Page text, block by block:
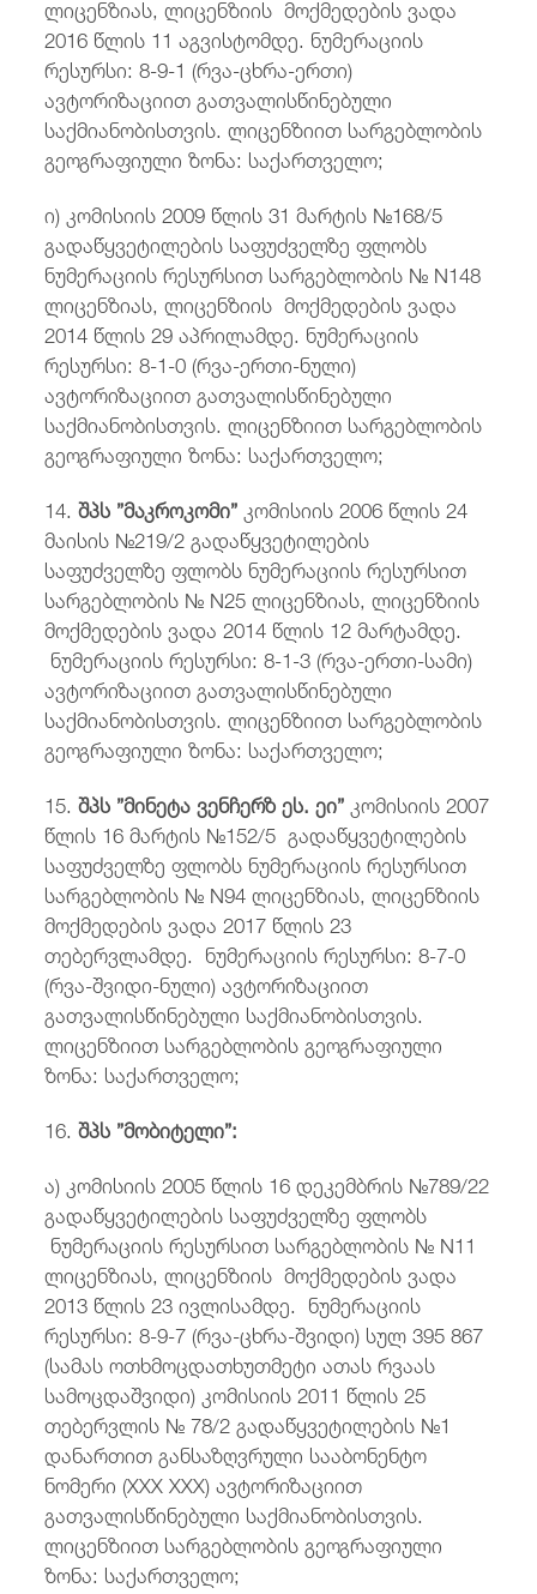
2016 წლის 11 აგვისტომდე. ნუმერაციის
რესურსი: 8-9-1 (რვა-ცხრა-ერთი)
ავტორიზაციით გათვალისწინებული
საქმიანობისთვის. ლიცენზიით სარგებლობის
გეოგრაფიული ზონა: საქართველო;
ი) კომისიის 2009 წლის 31 მარტის №168/5
გადაწყვეტილების საფუძველზე ფლობს
ნუმერაციის რესურსით სარგებლობის № N148
ლიცენზიას, ლიცენზიის მოქმედების ვადა
2014 წლის 29 აპრილამდე. ნუმერაციის
რესურსი: 8-1-0 (რვა-ერთი-ნული)
ავტორიზაციით გათვალისწინებული
საქმიანობისთვის. ლიცენზიით სარგებლობის
გეოგრაფიული ზონა: საქართველო;
14.შპს ”მაკროკომი”კომისიის 2006 წლის 24
მაისის №219/2 გადაწყვეტილების
საფუძველზე ფლობს ნუმერაციის რესურსით
სარგებლობის № N25 ლიცენზიას, ლიცენზიის
მოქმედების ვადა 2014 წლის 12 მარტამდე.
ნუმერაციის რესურსი: 8-1-3 (რვა-ერთი-სამი)
ავტორიზაციით გათვალისწინებული
საქმიანობისთვის. ლიცენზიით სარგებლობის
გეოგრაფიული ზონა: საქართველო;
15.შპს ”მინეტა ვენჩერზ ეს. ეი”კომისიის 2007
წლის 16 მარტის №152/5 გადაწყვეტილების
საფუძველზე ფლობს ნუმერაციის რესურსით
სარგებლობის № N94 ლიცენზიას, ლიცენზიის
მოქმედების ვადა 2017 წლის 23
თებერვლამდე. ნუმერაციის რესურსი: 8-7-0
(რვა-შვიდი-ნული) ავტორიზაციით
გათვალისწინებული საქმიანობისთვის.
ლიცენზიით სარგებლობის გეოგრაფიული
ზონა: საქართველო;
16.შპს ”მობიტელი”:
ა) კომისიის 2005 წლის 16 დეკემბრის №789/22
გადაწყვეტილების საფუძველზე ფლობს
ნუმერაციის რესურსით სარგებლობის № N11
ლიცენზიას, ლიცენზიის მოქმედების ვადა
2013 წლის 23 ივლისამდე. ნუმერაციის
რესურსი: 8-9-7 (რვა-ცხრა-შვიდი) სულ 395 867
(სამას ოთხმოცდათხუთმეტი ათას რვაას
სამოცდაშვიდი) კომისიის 2011 წლის 25
თებერვლის № 78/2 გადაწყვეტილების №1
დანართით განსაზღვრული სააბონენტო
ნომერი (XXX XXX) ავტორიზაციით
გათვალისწინებული საქმიანობისთვის.
ლიცენზიით სარგებლობის გეოგრაფიული
ზონა: საქართველო;